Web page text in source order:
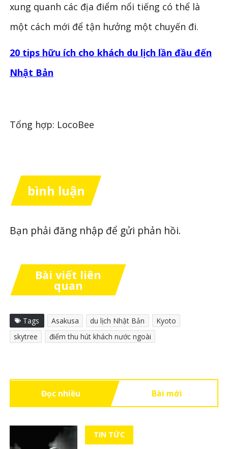
xung quanh các địa điểm nổi tiếng có thể là
một cách mới để tận hưởng một chuyến đi.
20 tips hữu ích cho khách du lịch lần đầu đến
Nhật Bản
Tổng hợp: LocoBee
bình luận
Bạn phải đăng nhập để gửi phản hồi.
Bài viết liên
quan
Tags Asakusa du lịch Nhật Bản
Kyoto
skytree
điểm thu hút khách nước ngoài
Đọc nhiều Bài mới
TIN TỨC